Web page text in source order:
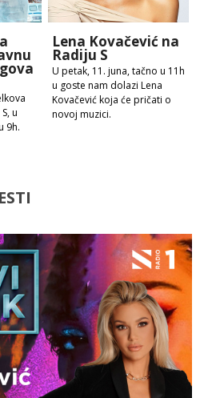
u
9h.
Lena Kovačević na
Radiju S
U petak, 11. juna, tačno u 11h
u goste nam dolazi Lena
Kovačević koja će pričati o
novoj muzici.